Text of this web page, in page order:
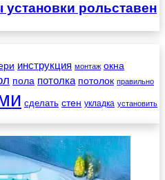
рольставен
инструкция монтаж окна
пола потолка потолок правильно
сделать стен укладка установить